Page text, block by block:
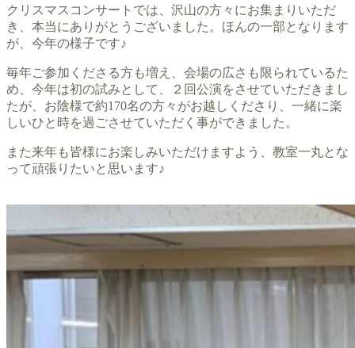
クリスマスコンサートでは、沢山の方々にお集まりいただ
き、本当にありがとうございました。ほんの一部となります
が、今年の様子です♪
毎年ご参加くださる方も増え、会場の広さも限られているた
め、今年は初の試みとして、２回公演をさせていただきまし
たが、お陰様で約170名の方々がお越しくださり、一緒に楽
しいひと時を過ごさせていただく事ができました。
また来年も皆様にお楽しみいただけますよう、教室一丸とな
って頑張りたいと思います♪